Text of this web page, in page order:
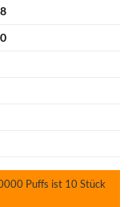
Puffs ist 10 Stück